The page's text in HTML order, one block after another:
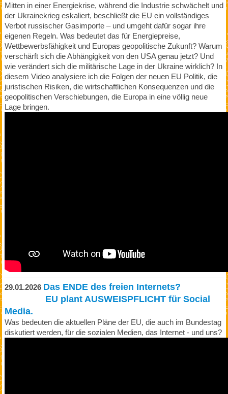
Mitten in einer Energiekrise, während die Industrie schwächelt und
der Ukrainekrieg eskaliert, beschließt die EU ein vollständiges
Verbot russischer Gasimporte – und umgeht dafür sogar ihre
eigenen Regeln. Was bedeutet das für Energiepreise,
Wettbewerbsfähigkeit und Europas geopolitische Zukunft? Warum
verschärft sich die Abhängigkeit von den USA genau jetzt? Und
wie verändert sich die militärische Lage in der Ukraine wirklich? In
diesem Video analysiere ich die Folgen der neuen EU Politik, die
juristischen Risiken, die wirtschaftlichen Konsequenzen und die
geopolitischen Verschiebungen, die Europa in eine völlig neue
Lage bringen.
29.01.2026 Das ENDE des freien Internets?
EU plant AUSWEISPFLICHT für Social
Media.
Was bedeuten die aktuellen Pläne der EU, die auch im Bundestag
diskutiert werden, für die sozialen Medien, das Internet - und uns?